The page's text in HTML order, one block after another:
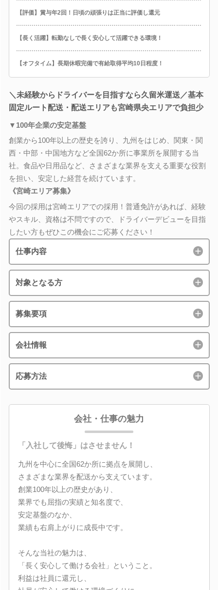
【評価】賞与年2回！日頃の頑張りは正当に評価し還元
【長く活躍】転勤なしで長く安心して活躍できる環境！
【オフタイム】長期休暇完備で有給取得平均10日程度！
＼未経験からドライバーを目指すなら久留米運送／基本
固定ルート配送・配送エリアも宮崎県央エリアで負担少
▼100年企業の安定基盤
創業から100年以上の歴史を誇り、九州をはじめ、関東・関
西・中部・中国地方など全国62か所に事業所を展開する当
社。食品や日用品など、さまざまな業界を支える重要な役割
を担い、安定した経営を続けています。
《宮崎エリア募集》
今回の採用は宮崎エリアでの採用！普通免許があれば、経験
やスキル、資格は不問ですので、ドライバーデビューを目指
したい方もぜひこの機会にご応募ください！
仕事内容
対象となる方
募集要項
会社情報
応募方法
会社・仕事の魅力
「入社して後悔」はさせません！
九州を中心に全国62か所に拠点を展開し、
さまざまな業界を配送から支えています。
創業100年以上の歴史があり、
業界でも屈指の実績と知名度で、
安定基盤のなか、
業績も右肩上がりに成長中です。
そんな当社の魅力は、
「長く安心して働ける会社」ということ。
利益は社員に還元し、